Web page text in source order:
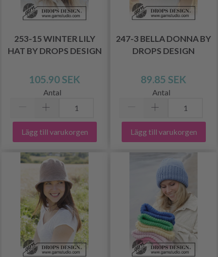
253-15 WINTER LILY
HAT BY DROPS DESIGN
105.90 SEK
Antal
Lägg till varukorgen
247-3 BELLA DONNA BY
DROPS DESIGN
89.85 SEK
Antal
Lägg till varukorgen